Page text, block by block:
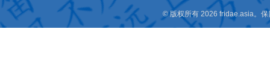
© 版权所有 2026 fridae.asia。